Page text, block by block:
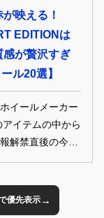
！
が映える！
EDITIONは
感が贅沢すぎ
ル20選】
イールメーカー
イテムの中から
解禁直後の今、
基本である足元
優先表示→